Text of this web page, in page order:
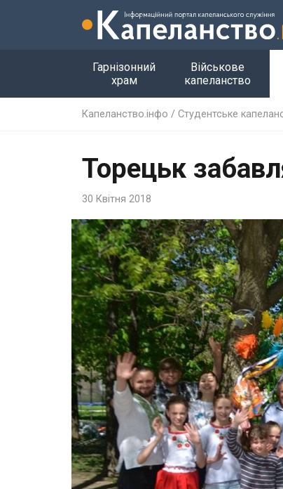
Гарнізонний
храм
Військове
капеланство
Капеланство.інфо / Студентське
Торецьк
30 Квітня 2018